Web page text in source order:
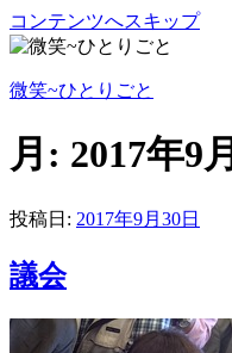
コンテンツへスキップ
微笑~ひとりごと
月: 2017年9月
投稿日: 2017年9月30日
議会